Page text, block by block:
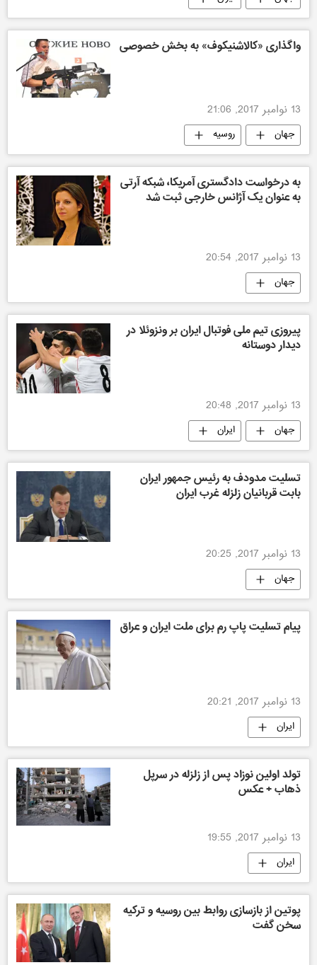
واگذاری «کالاشنیکوف» به بخش خصوصی
13 نوامبر 2017, 21:06
جهان روسیه
به درخواست دادگستری آمریکا، شبکه آرتی
به عنوان یک آژانس خارجی ثبت شد
13 نوامبر 2017, 20:54
جهان
پیروزی تیم ملی فوتبال ایران بر ونزوئلا در
دیدار دوستانه
13 نوامبر 2017, 20:48
جهان ایران
تسلیت مدودف به رئیس جمهور ایران
بابت قربانیان زلزله غرب ایران
13 نوامبر 2017, 20:25
جهان
پیام تسلیت پاپ رم برای ملت ایران و عراق
13 نوامبر 2017, 20:21
ایران
تولد اولین نوزاد پس از زلزله در سرپل
ذهاب + عکس
13 نوامبر 2017, 19:55
ایران
پوتین از بازسازی روابط بین روسیه و ترکیه
سخن گفت